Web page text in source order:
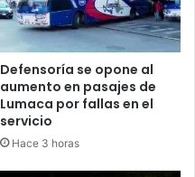
Defensoría se opone al
aumento en pasajes de
Lumaca por fallas en el
servicio
Hace 3 horas